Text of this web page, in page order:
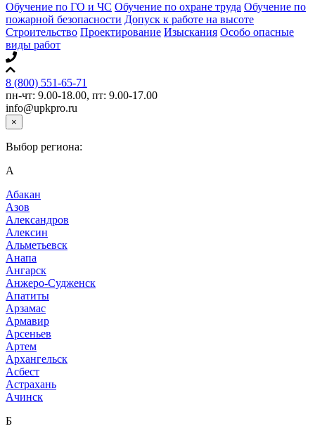
Обучение по ГО и ЧС Обучение по охране труда Обучение по
пожарной безопасности Допуск к работе на высоте
Строительство Проектирование Изыскания Особо опасные
виды работ
8 (800) 551-65-71
пн-чт: 9.00-18.00, пт: 9.00-17.00
info@upkpro.ru
×
Выбор региона:
А
Абакан
Азов
Александров
Алексин
Альметьевск
Анапа
Ангарск
Анжеро-Судженск
Апатиты
Арзамас
Армавир
Арсеньев
Артем
Архангельск
Асбест
Астрахань
Ачинск
Б